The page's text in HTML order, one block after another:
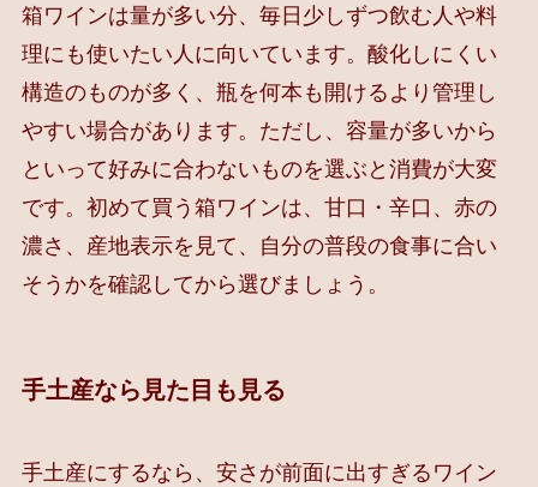
箱ワインは量が多い分、毎日少しずつ飲む人や料
理にも使いたい人に向いています。酸化しにくい
構造のものが多く、瓶を何本も開けるより管理し
やすい場合があります。ただし、容量が多いから
といって好みに合わないものを選ぶと消費が大変
です。初めて買う箱ワインは、甘口・辛口、赤の
濃さ、産地表示を見て、自分の普段の食事に合い
そうかを確認してから選びましょう。
手土産なら見た目も見る
手土産にするなら、安さが前面に出すぎるワイン